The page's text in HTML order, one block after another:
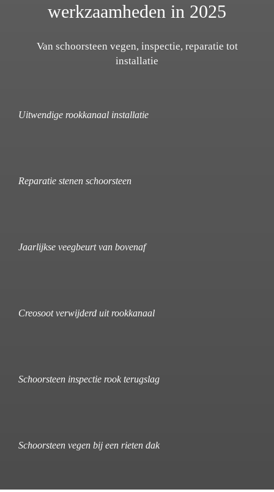
werkzaamheden in 2025
Van schoorsteen vegen, inspectie, reparatie tot
installatie
Uitwendige rookkanaal installatie
Reparatie stenen schoorsteen
Jaarlijkse veegbeurt van bovenaf
Creosoot verwijderd uit rookkanaal
Schoorsteen inspectie rook terugslag
Schoorsteen vegen bij een rieten dak